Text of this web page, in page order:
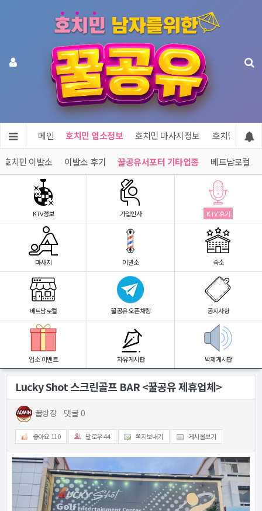
메인 호치민 업소정보 호치민 마사지정보 호치민 숙소
호치민 이발소 이발소 후기 꿀공유서포터 기타업종 베트남로컬
KTV정보 가입인사 KTV 후기
마사지 이발소 숙소
베트남로컬 꿀공유 오픈채팅 공지사항
업소 이벤트 자유게시판 박제게시판
Lucky Shot 스크린골프 BAR <꿀공유 제휴업체>
꿀방장 댓글 0
좋아요 110 팔로우44 쪽지보내기 게시물보기